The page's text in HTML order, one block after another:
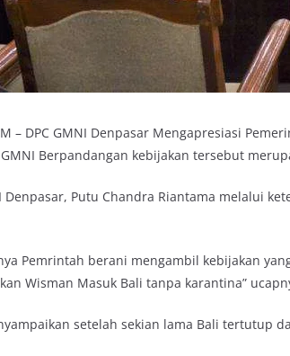
– DPC GMNI Denpasar Mengapresiasi
Berpandangan kebijakan tersebut
Denpasar, Putu Chandra Riantama melalui
Pemrintah berani mengambil kebijakan
Wisman Masuk Bali tanpa karantina”
setelah sekian lama Bali tertutup